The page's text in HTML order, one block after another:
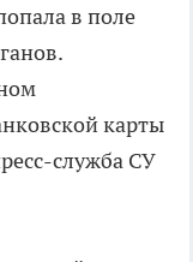
в поле
карты
служба СУ